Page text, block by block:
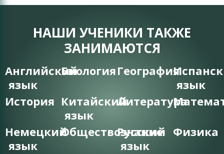
НАШИ УЧЕНИКИ ТАКЖЕ
ЗАНИМАЮТСЯ
Английский
язык
БиологияГеография
язык
История Китайский
язык
Литература
Немецкий
язык
Обществознание
Русский
язык
Физика